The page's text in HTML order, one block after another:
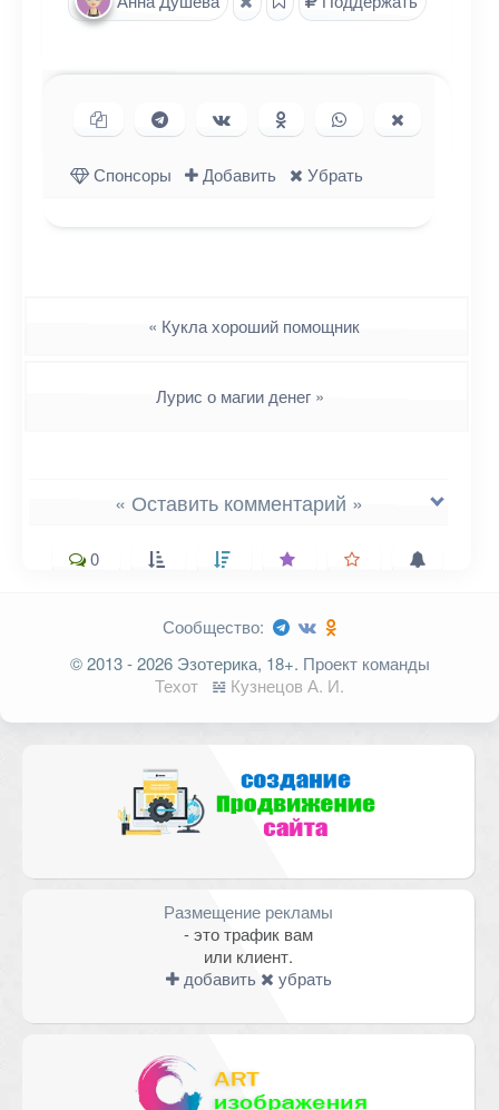
Копировать ссылку
Поделиться в Telegram
Поделиться ВКонтакте
Поделиться в
Одноклассниках
Поделиться в
WhatsApp
в X (Twitter)
Спонсоры
Добавить Убрать
« Кукла хороший помощник
Лурис о магии денег »
« Оставить комментарий »
Ваш адрес email не будет
опубликован.
Обязательные поля
Комментарий
Email *
0
Сообщество:
© 2013 - 2026 Эзотерика, 18+. Проект команды
Техот
𝌴 Кузнецов А. И.
Размещение рекламы
- это трафик вам
или клиент.
добавить
убрать